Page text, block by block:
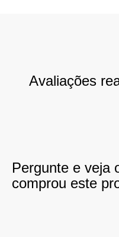
Avaliações
Pergunte e veja
comprou este